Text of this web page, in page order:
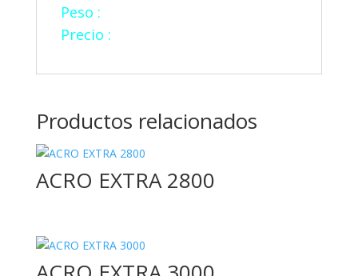
Peso :
Precio :
Productos relacionados
ACRO EXTRA 2800